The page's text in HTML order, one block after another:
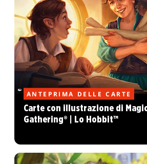
ANTEPRIMA DELLE CARTE
Carte con illustrazione di
Gathering® | Lo Hobbit™